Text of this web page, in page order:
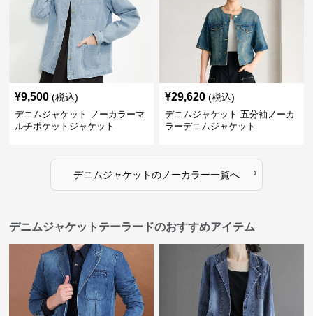
¥9,500 (税込)
デニムジャケット ノーカラーマ
ルチポケットジャケット
¥29,620 (税込)
デニムジャケット 五分袖ノーカ
ラーデニムジャケット
デニムジャケットのノーカラー一覧へ ›
デニムジャケットテーラードのおすすめアイテム